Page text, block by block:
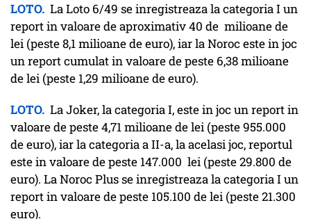
LOTO. La Loto 6/49 se inregistreaza la categoria I un
report in valoare de aproximativ 40 de milioane de
lei (peste 8,1 milioane de euro), iar la Noroc este in joc
un report cumulat in valoare de peste 6,38 milioane
de lei (peste 1,29 milioane de euro).
LOTO. La Joker, la categoria I, este in joc un report in
valoare de peste 4,71 milioane de lei (peste 955.000
de euro), iar la categoria a II-a, la acelasi joc, reportul
este in valoare de peste 147.000 lei (peste 29.800 de
euro). La Noroc Plus se inregistreaza la categoria I un
report in valoare de peste 105.100 de lei (peste 21.300
euro).